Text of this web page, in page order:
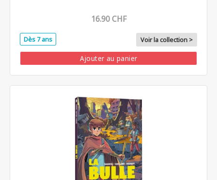
16.90 CHF
Dès 7 ans Voir la collection >
Ajouter au panier